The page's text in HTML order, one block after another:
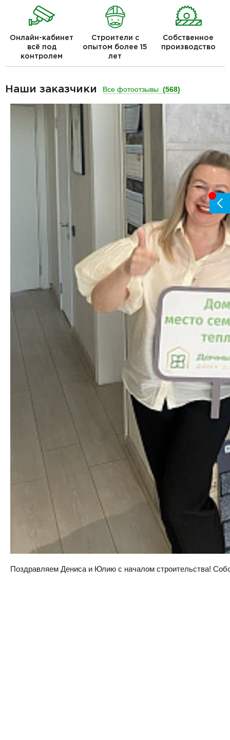
Онлайн-кабинет
всё под
контролем
Строители с
опытом более 15
лет
Собственное
производство
Наши заказчики Все фотоотзывы (568)
Поздравляем Дениса и Юлию с началом строительства!